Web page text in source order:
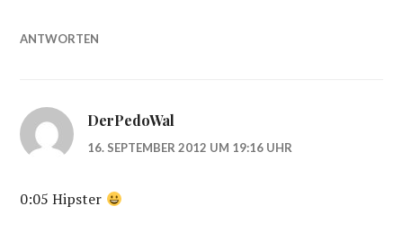
ANTWORTEN
DerPedoWal
16. SEPTEMBER 2012 UM 19:16 UHR
0:05 Hipster